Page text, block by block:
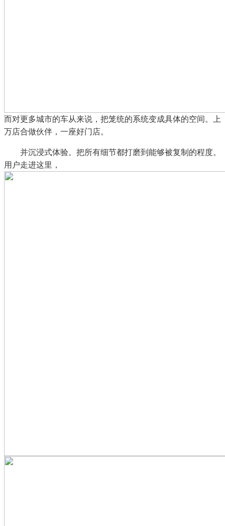
而对更多城市的车从来说，把笼统的系统变成具体的空间。上
万店合做伙伴，一座好门店。
并沉浸式体验。把所有细节都打磨到能够被复制的程度。
用户走进这里，